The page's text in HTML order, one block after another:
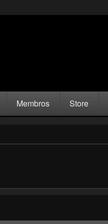
Membros Store